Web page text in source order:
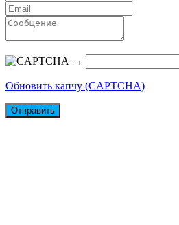
→
Обновить капчу (CAPTCHA)